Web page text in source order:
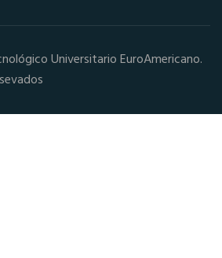
Universitario EuroAmericano.